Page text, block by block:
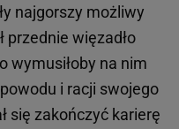
najgorszy możliwy
przednie więzadło
wymusiłoby na nim
i racji swojego
się zakończyć karierę